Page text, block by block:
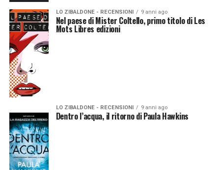
LO ZIBALDONE - RECENSIONI 9 anni ago
Nel paese di Mister Coltello, primo titolo di Les
Mots Libres edizioni
LO ZIBALDONE - RECENSIONI 9 anni ago
Dentro l’acqua, il ritorno di Paula Hawkins